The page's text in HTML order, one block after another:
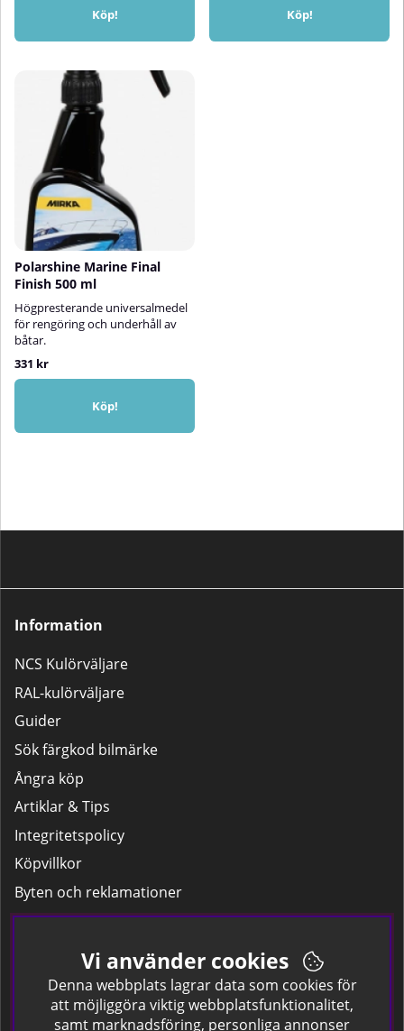
Köp! Köp!
Polarshine Marine Final
Finish 500 ml
Högpresterande universalmedel
för rengöring och underhåll av
båtar.
331 kr
Köp!
Information
NCS Kulörväljare
RAL-kulörväljare
Guider
Sök färgkod bilmärke
Ångra köp
Artiklar & Tips
Integritetspolicy
Köpvillkor
Byten och reklamationer
Leverans
Hitta färgkoden på bilen.
Företagskund
Vi använder cookies
Denna webbplats lagrar data som cookies för
att möjliggöra viktig webbplatsfunktionalitet,
samt marknadsföring, personliga annonser